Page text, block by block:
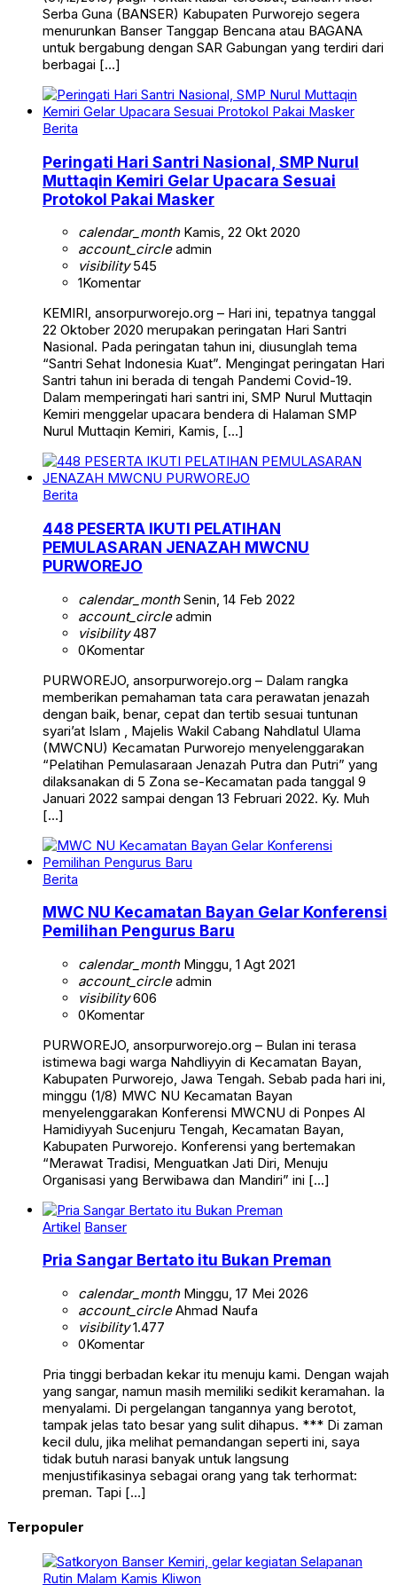
Serba Guna (BANSER) Kabupaten Purworejo segera
menurunkan Banser Tanggap Bencana atau BAGANA
untuk bergabung dengan SAR Gabungan yang terdiri dari
berbagai […]
Berita
Peringati Hari Santri Nasional, SMP Nurul
Muttaqin Kemiri Gelar Upacara Sesuai
Protokol Pakai Masker
calendar_monthKamis, 22 Okt 2020
account_circleadmin
visibility545
1Komentar
KEMIRI, ansorpurworejo.org – Hari ini, tepatnya tanggal
22 Oktober 2020 merupakan peringatan Hari Santri
Nasional. Pada peringatan tahun ini, diusunglah tema
“Santri Sehat Indonesia Kuat”. Mengingat peringatan Hari
Santri tahun ini berada di tengah Pandemi Covid-19.
Dalam memperingati hari santri ini, SMP Nurul Muttaqin
Kemiri menggelar upacara bendera di Halaman SMP
Nurul Muttaqin Kemiri, Kamis, […]
Berita
448 PESERTA IKUTI PELATIHAN
PEMULASARAN JENAZAH MWCNU
PURWOREJO
calendar_monthSenin, 14 Feb 2022
account_circleadmin
visibility487
0Komentar
PURWOREJO, ansorpurworejo.org – Dalam rangka
memberikan pemahaman tata cara perawatan jenazah
dengan baik, benar, cepat dan tertib sesuai tuntunan
syari’at Islam , Majelis Wakil Cabang Nahdlatul Ulama
(MWCNU) Kecamatan Purworejo menyelenggarakan
“Pelatihan Pemulasaraan Jenazah Putra dan Putri” yang
dilaksanakan di 5 Zona se-Kecamatan pada tanggal 9
Januari 2022 sampai dengan 13 Februari 2022. Ky. Muh
[…]
Berita
MWC NU Kecamatan Bayan Gelar Konferensi
Pemilihan Pengurus Baru
calendar_monthMinggu, 1 Agt 2021
account_circleadmin
visibility606
0Komentar
PURWOREJO, ansorpurworejo.org – Bulan ini terasa
istimewa bagi warga Nahdliyyin di Kecamatan Bayan,
Kabupaten Purworejo, Jawa Tengah. Sebab pada hari ini,
minggu (1/8) MWC NU Kecamatan Bayan
menyelenggarakan Konferensi MWCNU di Ponpes Al
Hamidiyyah Sucenjuru Tengah, Kecamatan Bayan,
Kabupaten Purworejo. Konferensi yang bertemakan
“Merawat Tradisi, Menguatkan Jati Diri, Menuju
Organisasi yang Berwibawa dan Mandiri” ini […]
Artikel Banser
Pria Sangar Bertato itu Bukan Preman
calendar_monthMinggu, 17 Mei 2026
account_circleAhmad Naufa
visibility1.477
0Komentar
Pria tinggi berbadan kekar itu menuju kami. Dengan wajah
yang sangar, namun masih memiliki sedikit keramahan. Ia
menyalami. Di pergelangan tangannya yang berotot,
tampak jelas tato besar yang sulit dihapus. *** Di zaman
kecil dulu, jika melihat pemandangan seperti ini, saya
tidak butuh narasi banyak untuk langsung
menjustifikasinya sebagai orang yang tak terhormat:
preman. Tapi […]
Terpopuler